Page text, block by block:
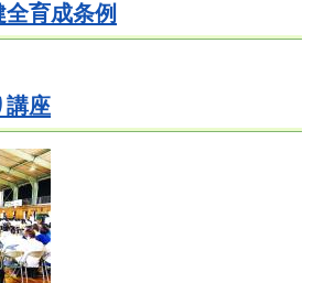
育成条例
講座